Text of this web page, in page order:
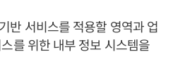
반 서비스를 적용할 영역과 업
를 위한 내부 정보 시스템을